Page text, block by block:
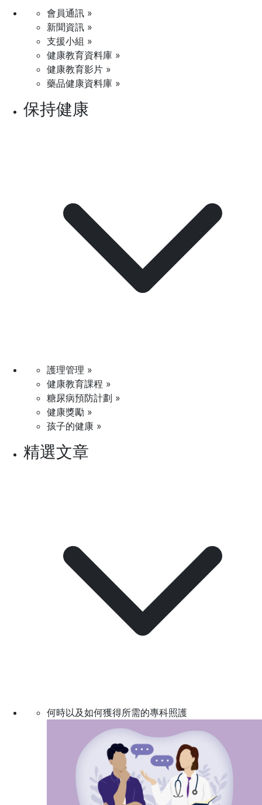
會員通訊 »
新聞資訊 »
支援小組 »
健康教育資料庫 »
健康教育影片 »
藥品健康資料庫 »
保持健康
護理管理 »
健康教育課程 »
糖尿病預防計劃 »
健康獎勵 »
孩子的健康 »
精選文章
何時以及如何獲得所需的專科照護